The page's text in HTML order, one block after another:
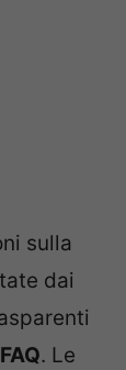
sulla
dai
FAQ. Le